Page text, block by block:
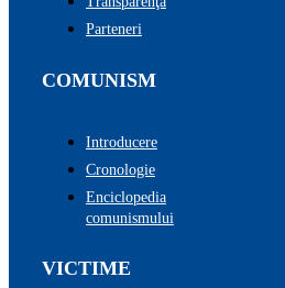
Parteneri
COMUNISM
Introducere
Cronologie
Enciclopedia
comunismului
VICTIME